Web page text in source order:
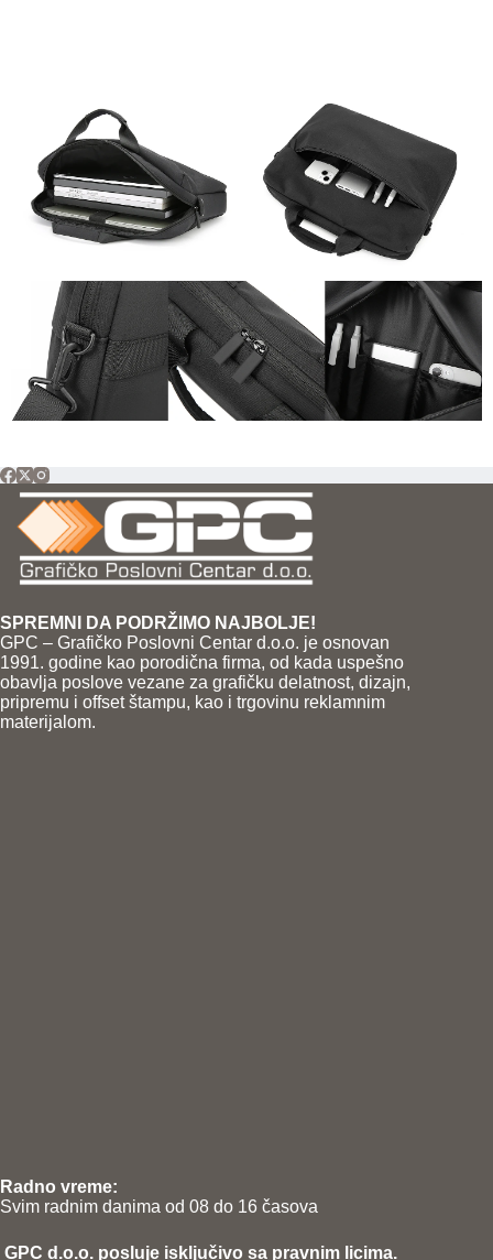
SPREMNI DA PODRŽIMO NAJBOLJE!
GPC – Grafičko Poslovni Centar d.o.o. je osnovan
1991. godine kao porodična firma, od kada uspešno
obavlja poslove vezane za grafičku delatnost, dizajn,
pripremu i offset štampu, kao i trgovinu reklamnim
materijalom.
Radno vreme:
Svim radnim danima od 08 do 16 časova
GPC d.o.o. posluje isključivo sa pravnim licima.